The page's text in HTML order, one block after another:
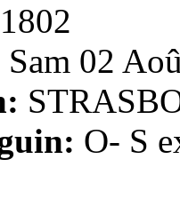
Sam 02
O- S